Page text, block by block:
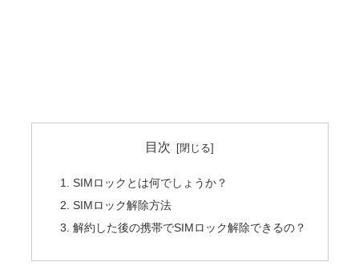
目次
SIMロックとは何でしょうか？
SIMロック解除方法
解約した後の携帯でSIMロック解除できるの？